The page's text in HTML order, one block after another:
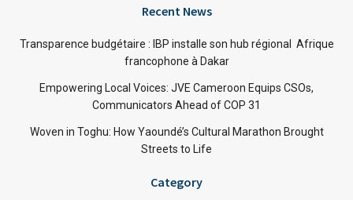
Recent News
Transparence budgétaire : IBP installe son hub régional Afrique
francophone à Dakar
Empowering Local Voices: JVE Cameroon Equips CSOs,
Communicators Ahead of COP 31
Woven in Toghu: How Yaoundé’s Cultural Marathon Brought
Streets to Life
Category